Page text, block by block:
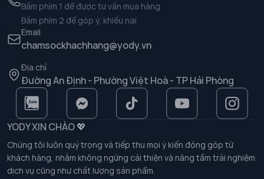
Bấm phím 1 để được tư vấn mua hàng
Bấm phím 2 để góp ý, khiếu nại
Email
chamsockhachhang@yody.vn
Địa chỉ
Đường An Định - Phường Việt Hoà - TP Hải Phòng
YODY XIN CHÀO 💖
Chúng tôi luôn quý trọng và tiếp thu mọi ý kiến đóng góp từ
khách hàng, nhằm không ngừng cải thiện và nâng tầm trải nghiệm
dịch vụ cũng như chất lượng sản phẩm.